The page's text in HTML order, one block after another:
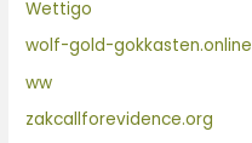
Wettigo
wolf-gold-gokkasten.online
ww
zakcallforevidence.org